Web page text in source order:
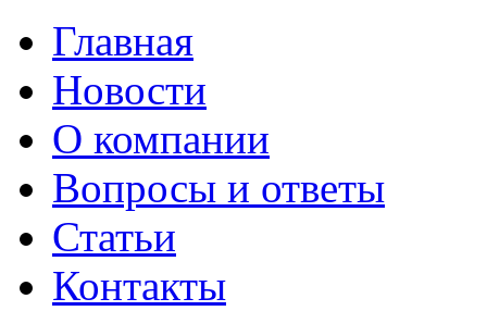
Главная
Новости
О компании
Вопросы и ответы
Статьи
Контакты